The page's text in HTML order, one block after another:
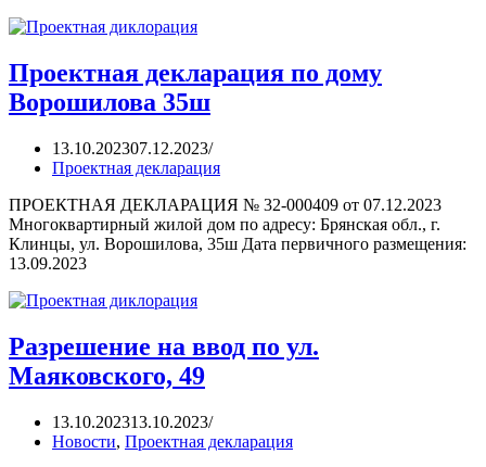
Проектная декларация по дому
Ворошилова 35ш
13.10.202307.12.2023
Проектная декларация
ПРОЕКТНАЯ ДЕКЛАРАЦИЯ № 32-000409 от 07.12.2023
Многоквартирный жилой дом по адресу: Брянская обл., г.
Клинцы, ул. Ворошилова, 35ш Дата первичного размещения:
13.09.2023
Разрешение на ввод по ул.
Маяковского, 49
13.10.202313.10.2023
Новости, Проектная декларация